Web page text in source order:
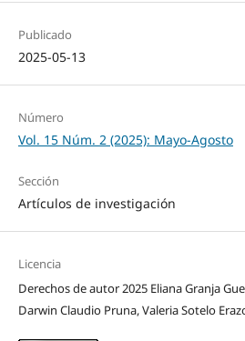
Publicado
2025-05-13
Número
Vol. 15 Núm. 2 (2025): Mayo-Agosto
Sección
Artículos de investigación
Licencia
Derechos de autor 2025 Eliana Granja
Darwin Claudio Pruna, Valeria Sotelo